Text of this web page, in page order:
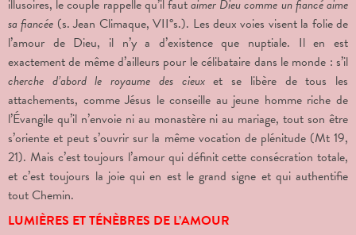
illusoires, le couple rappelle qu’il fautaimer Dieu comme un fiancé aime
sa fiancée (s. Jean Climaque, VII°s.). Les deux voies visent la folie de
l’amour de Dieu, il n’y a d’existence que nuptiale. Il en est
exactement de même d’ailleurs pour le célibataire dans le monde : s’il
cherche d’abord le royaume des cieuxet se libère de tous les
attachements, comme Jésus le conseille au jeune homme riche de
l’Évangile qu’il n’envoie ni au monastère ni au mariage, tout son être
s’oriente et peut s’ouvrir sur la même vocation de plénitude (Mt 19,
21). Mais c’est toujours l’amour qui définit cette consécration totale,
et c’est toujours la joie qui en est le grand signe et qui authentifie
tout Chemin.
LUMIÈRES ET TÉNÈBRES DE L’AMOUR